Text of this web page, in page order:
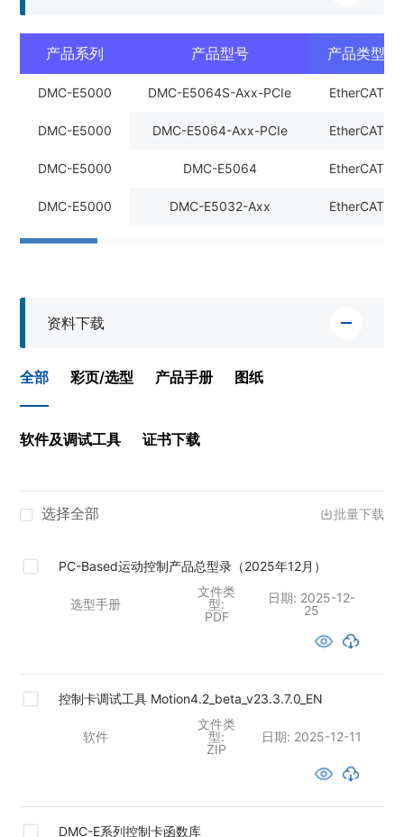
产品系列 产品型号 产品类型
DMC-E5000 DMC-E5064S-Axx-PCIe EtherCAT
DMC-E5000 DMC-E5064-Axx-PCIe EtherCAT
DMC-E5000 DMC-E5064 EtherCAT
DMC-E5000 DMC-E5032-Axx EtherCAT
资料下载
全部 彩页/选型 产品手册 图纸
软件及调试工具 证书下载
选择全部 批量下载
PC-Based运动控制产品总型录（2025年12月）
选型手册
文件类
型:
PDF
日期: 2025-12-
25
控制卡调试工具 Motion4.2_beta_v23.3.7.0_EN
软件
文件类
型:
ZIP
日期: 2025-12-11
DMC-E系列控制卡函数库